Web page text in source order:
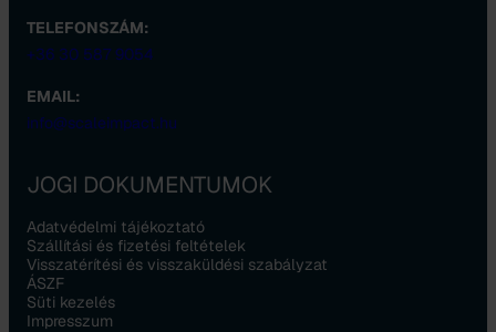
TELEFONSZÁM:
+36 30 587 9054
EMAIL:
info@scaleimpact.hu
JOGI DOKUMENTUMOK
Adatvédelmi tájékoztató
Szállítási és fizetési feltételek
Visszatérítési és visszaküldési szabályzat
ÁSZF
Süti kezelés
Impresszum